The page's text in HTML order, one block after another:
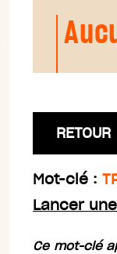
RETOUR
Mot-clé :
Lancer
Ce mot-clé